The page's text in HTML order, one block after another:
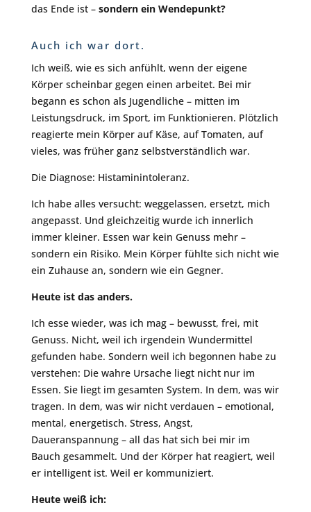
das Ende ist – sondern ein Wendepunkt?
Auch ich war dort.
Ich weiß, wie es sich anfühlt, wenn der eigene
Körper scheinbar gegen einen arbeitet. Bei mir
begann es schon als Jugendliche – mitten im
Leistungsdruck, im Sport, im Funktionieren. Plötzlich
reagierte mein Körper auf Käse, auf Tomaten, auf
vieles, was früher ganz selbstverständlich war.
Die Diagnose: Histaminintoleranz.
Ich habe alles versucht: weggelassen, ersetzt, mich
angepasst. Und gleichzeitig wurde ich innerlich
immer kleiner. Essen war kein Genuss mehr –
sondern ein Risiko. Mein Körper fühlte sich nicht wie
ein Zuhause an, sondern wie ein Gegner.
Heute ist das anders.
Ich esse wieder, was ich mag – bewusst, frei, mit
Genuss. Nicht, weil ich irgendein Wundermittel
gefunden habe. Sondern weil ich begonnen habe zu
verstehen: Die wahre Ursache liegt nicht nur im
Essen. Sie liegt im gesamten System. In dem, was wir
tragen. In dem, was wir nicht verdauen – emotional,
mental, energetisch. Stress, Angst,
Daueranspannung – all das hat sich bei mir im
Bauch gesammelt. Und der Körper hat reagiert, weil
er intelligent ist. Weil er kommuniziert.
Heute weiß ich: